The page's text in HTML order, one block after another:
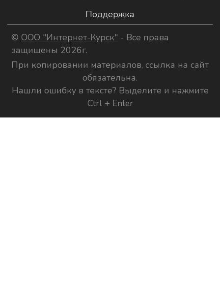
Поддержка
© ООО "Интернет-Курск" - Все права
защищены 2026г.
При копировании материалов, ссылка на сайт
обязательна.
Нашли ошибку в тексте? Выделите и нажмите
Ctrl + Enter